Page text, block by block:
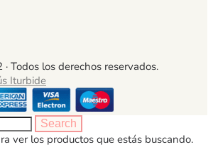
Todos los derechos reservados.
Iturbide
Search
ver los productos que estás buscando.